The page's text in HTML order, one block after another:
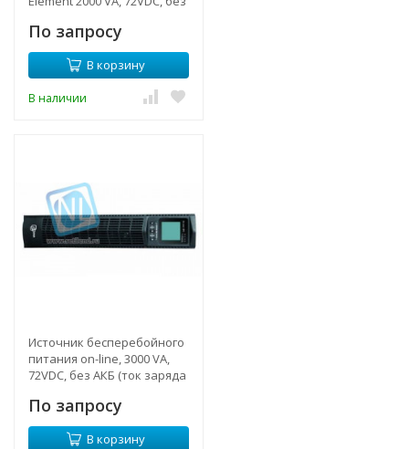
По запросу
В корзину
В наличии
Источник бесперебойного
питания on-line, 3000 VA,
72VDC, без АКБ (ток заряда
По запросу
В корзину